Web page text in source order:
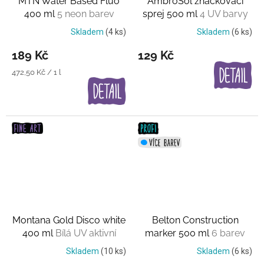
400 ml 5 neon barev
Skladem (4 ks)
189 Kč
Měrná
472,50 Kč / 1 l
sprej 500 ml 4 UV barvy
Skladem (6 ks)
129 Kč
Montana Gold Disco white
400 ml Bílá UV aktivní
barva
Skladem (10 ks)
Belton Construction
marker 500 ml 6 barev
Skladem (6 ks)